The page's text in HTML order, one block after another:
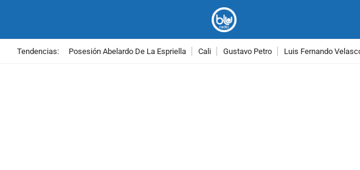
Tendencias: Posesión Abelardo De La Espriella Cali Gustavo Petro Luis Fernando